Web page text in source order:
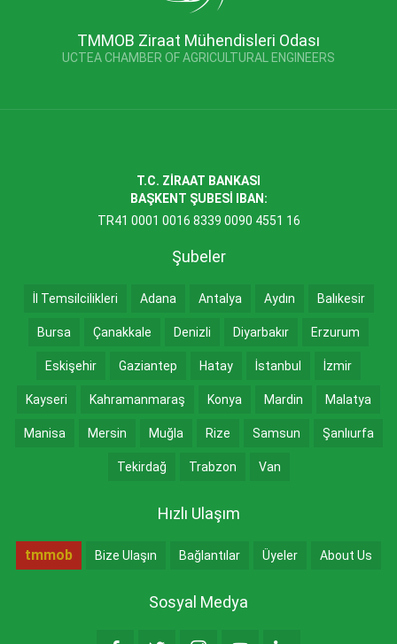
TMMOB Ziraat Mühendisleri Odası
UCTEA CHAMBER OF AGRICULTURAL ENGINEERS
T.C. ZİRAAT BANKASI
BAŞKENT ŞUBESİ IBAN:
TR41 0001 0016 8339 0090 4551 16
Şubeler
İl Temsilcilikleri Adana Antalya Aydın Balıkesir
Bursa Çanakkale Denizli Diyarbakır Erzurum
Eskişehir Gaziantep Hatay İstanbul İzmir
Kayseri Kahramanmaraş Konya Mardin Malatya
Manisa Mersin Muğla Rize Samsun Şanlıurfa
Tekirdağ Trabzon Van
Hızlı Ulaşım
tmmob Bize Ulaşın Bağlantılar Üyeler About Us
Sosyal Medya